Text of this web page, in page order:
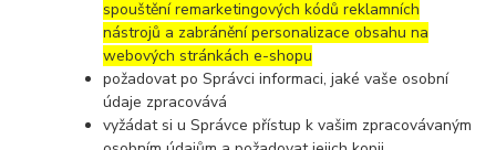
spouštění remarketingových kódů reklamních
nástrojů a zabránění personalizace obsahu na
webových stránkách e-shopu
požadovat po Správci informaci, jaké vaše osobní
údaje zpracovává
vyžádat si u Správce přístup k vašim zpracovávaným